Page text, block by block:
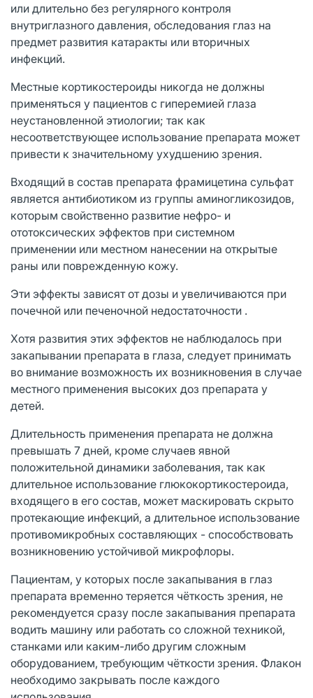
или длительно без регулярного контроля
внутриглазного давления, обследования глаз на
предмет развития катаракты или вторичных
инфекций.
Местные кортикостероиды никогда не должны
применяться у пациентов с гиперемией глаза
неустановленной этиологии; так как
несоответствующее использование препарата может
привести к значительному ухудшению зрения.
Входящий в состав препарата фрамицетина сульфат
является антибиотиком из группы аминогликозидов,
которым свойственно развитие нефро- и
ототоксических эффектов при системном
применении или местном нанесении на открытые
раны или поврежденную кожу.
Эти эффекты зависят от дозы и увеличиваются при
почечной или печеночной недостаточности .
Хотя развития этих эффектов не наблюдалось при
закапывании препарата в глаза, следует принимать
во внимание возможность их возникновения в случае
местного применения высоких доз препарата у
детей.
Длительность применения препарата не должна
превышать 7 дней, кроме случаев явной
положительной динамики заболевания, так как
длительное использование глюкокортикостероида,
входящего в его состав, может маскировать скрыто
протекающие инфекций, а длительное использование
противомикробных составляющих - способствовать
возникновению устойчивой микрофлоры.
Пациентам, у которых после закапывания в глаз
препарата временно теряется чёткость зрения, не
рекомендуется сразу после закапывания препарата
водить машину или работать со сложной техникой,
станками или каким-либо другим сложным
оборудованием, требующим чёткости зрения. Флакон
необходимо закрывать после каждого